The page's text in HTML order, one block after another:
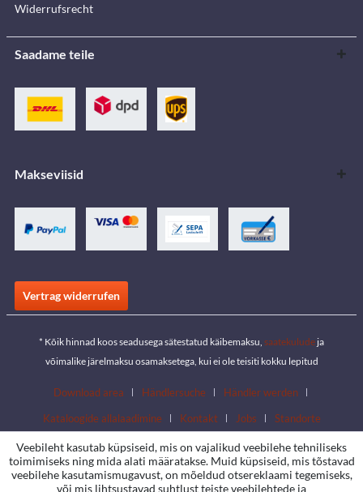
Widerrufsrecht
Saadame teile
Makseviisid
Vertrag widerrufen
* Kõik hinnad koos seadusega sätestatud käibemaksu, saatekulude ja
võimalike järelmaksu osamaksetega, kui ei ole teisiti kokku lepitud
Download area Händlersuche
Händler werden
Kataloogide allalaadimine
Kontakt Jobs Standorte
Veebileht kasutab küpsiseid, mis on vajalikud veebilehe tehniliseks
toimimiseks ning mida alati määratakse. Muid küpsiseid, mis tõstavad
veebilehe kasutamismugavust, on mõeldud otsereklaami tegemiseks,
või mis lihtsustavad suhtlust teiste veebilehtede ja